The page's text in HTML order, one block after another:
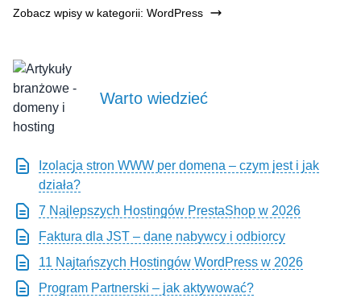
Zobacz wpisy w kategorii: WordPress
Warto wiedzieć
Izolacja stron WWW per domena – czym jest i jak
działa?
7 Najlepszych Hostingów PrestaShop w 2026
Faktura dla JST – dane nabywcy i odbiorcy
11 Najtańszych Hostingów WordPress w 2026
Program Partnerski – jak aktywować?